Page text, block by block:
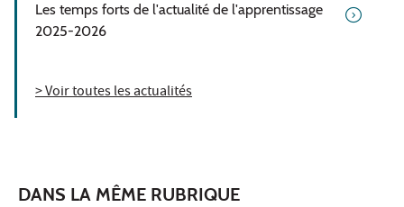
Les temps forts de l'actualité de l'apprentissage
2025-2026
> Voir toutes les actualités
DANS LA MÊME RUBRIQUE